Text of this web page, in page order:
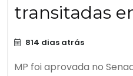
transitadas
814 dias atrás
MP foi aprovada no